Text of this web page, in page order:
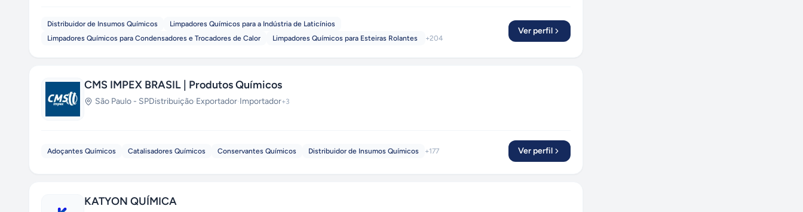
Distribuidor de Insumos Químicos
Limpadores Químicos para a Indústria de Laticínios
Limpadores Químicos para Condensadores e Trocadores de Calor
Limpadores Químicos para Esteiras Rolantes +204
Ver perfil
CMS IMPEX BRASIL | Produtos Químicos
São Paulo - SPDistribuição·Exportador·Importador+3
Adoçantes Químicos Catalisadores Químicos Conservantes Químicos Distribuidor de Insumos Químicos +177 Ver perfil
KATYON QUÍMICA